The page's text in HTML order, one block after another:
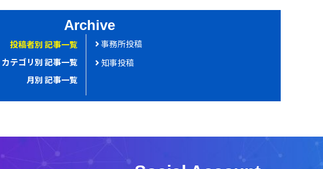
b
o
Archive
投稿者別 記事一覧
カテゴリ別 記事一覧
月別 記事一覧
事務所投稿
知事投稿